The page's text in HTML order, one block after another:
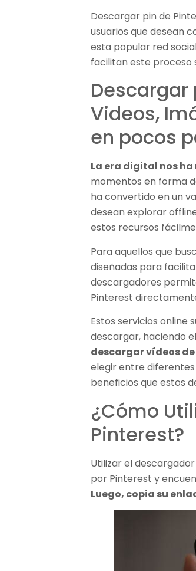
Descargar pin de
usuarios que desean
esta popular red
facilitan este proceso
Descargar
Videos,
en pocos
La era digital nos
momentos en forma
ha convertido en un
desean explorar
estos recursos
Para aquellos que
diseñadas para
descargadores
Pinterest
Estos servicios online
descargar, haciendo
descargar vídeos
elegir entre
beneficios que estos
¿Cómo
Pinterest?
Utilizar el
por Pinterest y
Luego, copia su